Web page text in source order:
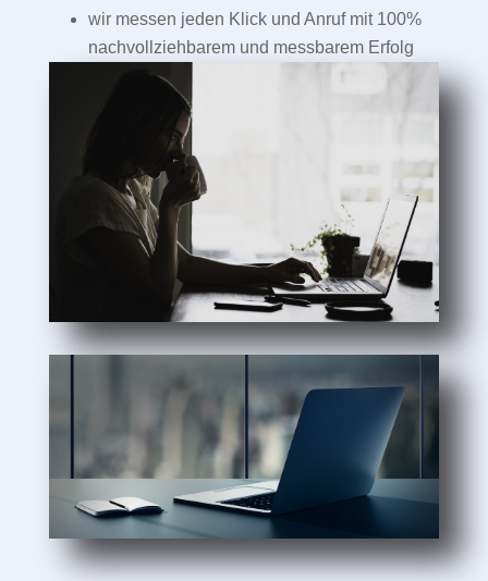
wir messen jeden Klick und Anruf mit 100%
nachvollziehbarem und messbarem Erfolg